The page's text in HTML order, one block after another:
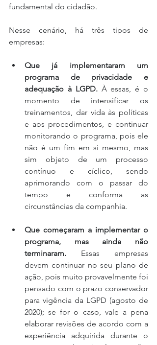
fundamental do cidadão.
Nesse cenário, há três tipos de
empresas:
Que já implementaram um
programa de privacidade e
adequação à LGPD. À essas, é o
momento de intensificar os
treinamentos, dar vida às políticas
e aos procedimentos, e continuar
monitorando o programa, pois ele
não é um fim em si mesmo, mas
sim objeto de um processo
contínuo e cíclico, sendo
aprimorando com o passar do
tempo e conforma as
circunstâncias da companhia.
Que começaram a implementar o
programa, mas ainda não
terminaram. Essas empresas
devem continuar no seu plano de
ação, pois muito provavelmente foi
pensado com o prazo conservador
para vigência da LGPD (agosto de
2020); se for o caso, vale a pena
elaborar revisões de acordo com a
experiência adquirida durante o